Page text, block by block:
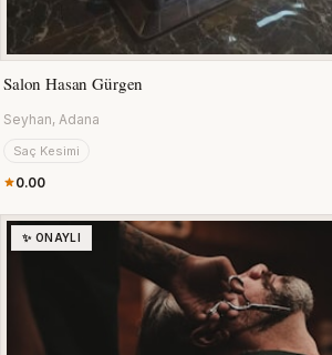
Salon Hasan Gürgen
Seyhan, Adana
Saç Kesimi
0.00
✨ ONAYLI